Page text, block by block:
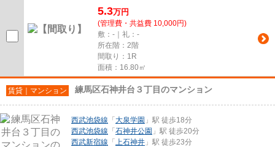
5.3万円
(管理費・共益費 10,000円)
敷：-｜礼：-
所在階：2階
間取り：1R
面積：16.80㎡
賃貸｜マンション 練馬区石神井台３丁目のマンション
西武池袋線 「 大泉学園 」駅 徒歩18分
西武池袋線 「 石神井公園 」駅 徒歩20分
西武新宿線 「 上石神井 」駅 徒歩23分